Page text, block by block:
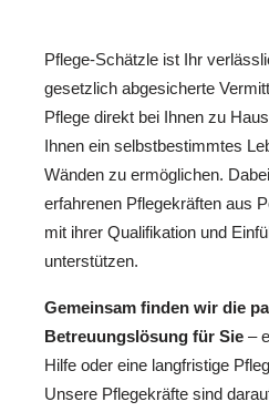
Pflege-Schätzle ist Ihr
gesetzlich abgesicherte
Pflege direkt bei Ihnen zu
Ihnen ein selbstbestimmtes
Wänden zu ermöglichen.
erfahrenen Pflegekräften aus
mit ihrer Qualifikation und
unterstützen.
Gemeinsam finden wir die
Betreuungslösung für Sie –
Hilfe oder eine langfristige
Unsere Pflegekräfte sind